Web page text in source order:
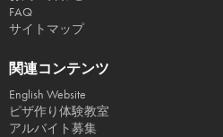
FAQ
サイトマップ
関連コンテンツ
English Website
ピザ作り体験教室
アルバイト募集